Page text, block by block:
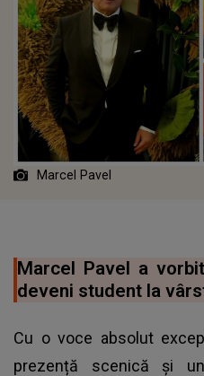
Marcel Pavel
Marcel Pavel a
deveni student la
Cu o voce absolut
prezență scenică și